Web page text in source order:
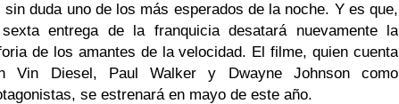
sin duda uno de los más esperados de la noche. Y es que,
entrega de la franquicia desatará nuevamente la
de los amantes de la velocidad. El filme, quien cuenta
Vin Diesel, Paul Walker y Dwayne Johnson como
se estrenará en mayo de este año.